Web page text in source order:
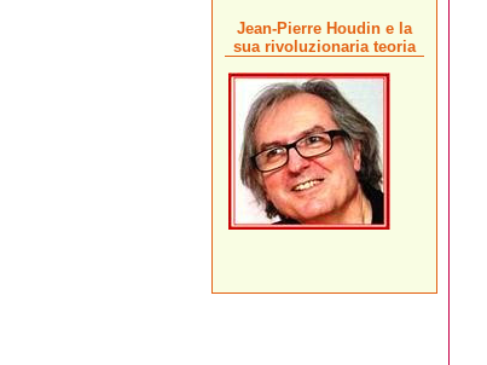
Jean-Pierre Houdin e la
sua rivoluzionaria teoria